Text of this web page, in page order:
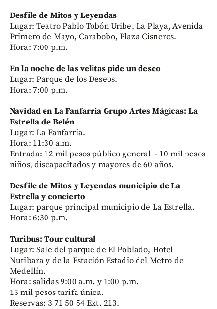
Desfile de Mitos y Leyendas
Lugar: Teatro Pablo Tobón Uribe, La Playa, Avenida
Primero de Mayo, Carabobo, Plaza Cisneros.
Hora: 7:00 p.m.
En la noche de las velitas pide un deseo
Lugar: Parque de los Deseos.
Hora: 7:00 p.m.
Navidad en La Fanfarria Grupo Artes Mágicas: La
Estrella de Belén
Lugar: La Fanfarria.
Hora: 11:30 a.m.
Entrada: 12 mil pesos público general - 10 mil pesos
niños, discapacitados y mayores de 60 años.
Desfile de Mitos y Leyendas municipio de La
Estrella y concierto
Lugar: parque principal municipio de La Estrella.
Hora: 6:30 p.m.
Turibus: Tour cultural
Lugar: Sale del parque de El Poblado, Hotel
Nutibara y de la Estación Estadio del Metro de
Medellín.
Hora: salidas 9:00 a.m. y 1:00 p.m.
15 mil pesos tarifa única.
Reservas: 3 71 50 54 Ext. 213.